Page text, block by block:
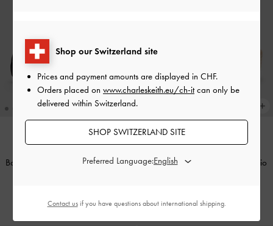
Ballerine Mary Jane in raso e mesh
CHF65.00
Zeppe espadrillas in similcamoscio
CHF85.00
Shop our Switzerland site
Prices and payment amounts are displayed in CHF.
Orders placed on www.charleskeith.eu/ch-itcan only be
delivered within Switzerland.
SHOP SWITZERLAND SITE
Preferred Language:
Contact usif you have questions about international shipping.